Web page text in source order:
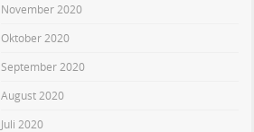
November 2020
Oktober 2020
September 2020
August 2020
Juli 2020